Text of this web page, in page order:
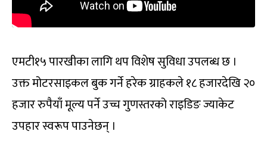
एमटी१५ पारखीका लागि थप विशेष सुविधा उपलब्ध छ ।
उक्त मोटरसाइकल बुक गर्ने हरेक ग्राहकले १८ हजारदेखि २०
हजार रुपैयाँ मूल्य पर्ने उच्च गुणस्तरको राइडिङ ज्याकेट
उपहार स्वरूप पाउनेछन् ।